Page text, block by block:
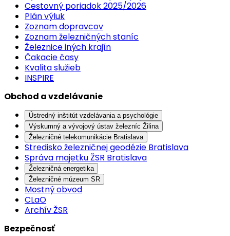
Cestovný poriadok 2025/2026
Plán výluk
Zoznam dopravcov
Zoznam železničných staníc
Železnice iných krajín
Čakacie časy
Kvalita služieb
INSPIRE
Obchod a vzdelávanie
Ústredný inštitút vzdelávania a psychológie
Výskumný a vývojový ústav železníc Žilina
Železničné telekomunikácie Bratislava
Stredisko železničnej geodézie Bratislava
Správa majetku ŽSR Bratislava
Železničná energetika
Železničné múzeum SR
Mostný obvod
CLaO
Archív ŽSR
Bezpečnosť